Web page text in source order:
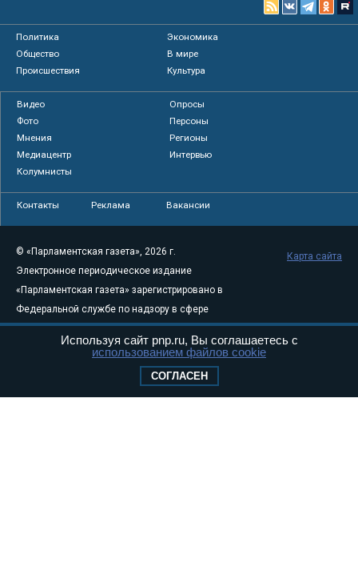
Политика
Экономика
Общество
В мире
Происшествия
Культура
Видео
Опросы
Фото
Персоны
Мнения
Регионы
Медиацентр
Интервью
Колумнисты
Контакты Реклама Вакансии
© «Парламентская газета», 2026 г.
Электронное периодическое издание
«Парламентская газета» зарегистрировано в
Федеральной службе по надзору в сфере
связи, информационных технологий и
массовых коммуникаций (Роскомнадзор) 05
Свидетельство о регистрации Эл № ФС77-
Карта сайта
Используя сайт pnp.ru, Вы соглашаетесь с
использованием файлов cookie
СОГЛАСЕН